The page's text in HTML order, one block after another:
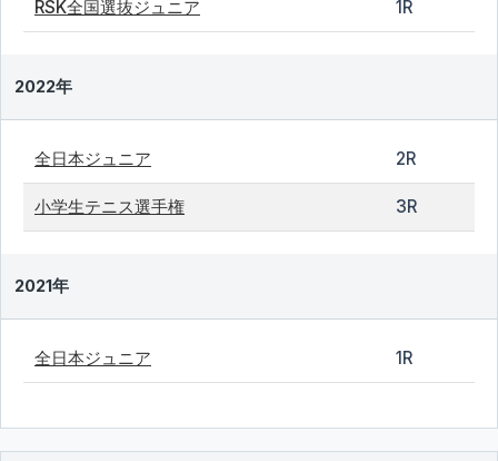
RSK全国選抜ジュニア 1R
2022年
全日本ジュニア 2R
小学生テニス選手権 3R
2021年
全日本ジュニア 1R